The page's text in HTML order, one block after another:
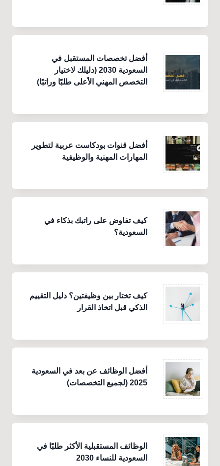
أفضل تخصصات المستقبل في
السعودية 2030 (دليلك لاختيار
التخصص المهني الأعلى طلبًا وراتبًا)
أفضل قنوات بودكاست عربية لتطوير
المهارات المهنية والوظيفية
كيف تفاوض على راتبك بذكاء في
السعودية؟
كيف تختار بين وظيفتين؟ دليل التقييم
الذكي قبل اتخاذ القرار
أفضل الوظائف عن بعد في السعودية
2025 (لجميع التخصصات)
الوظائف المستقبلية الأكثر طلبًا في
السعودية للنساء 2030